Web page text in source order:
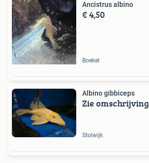
Ancistrus albino
€ 4,50
Boekel
Albino gibbiceps
Zie omschrijving
Stolwijk